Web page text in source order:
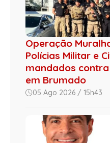
Operação
Polícias Militar e
mandados
em Brumado
05 Ago 2026 / 15h43